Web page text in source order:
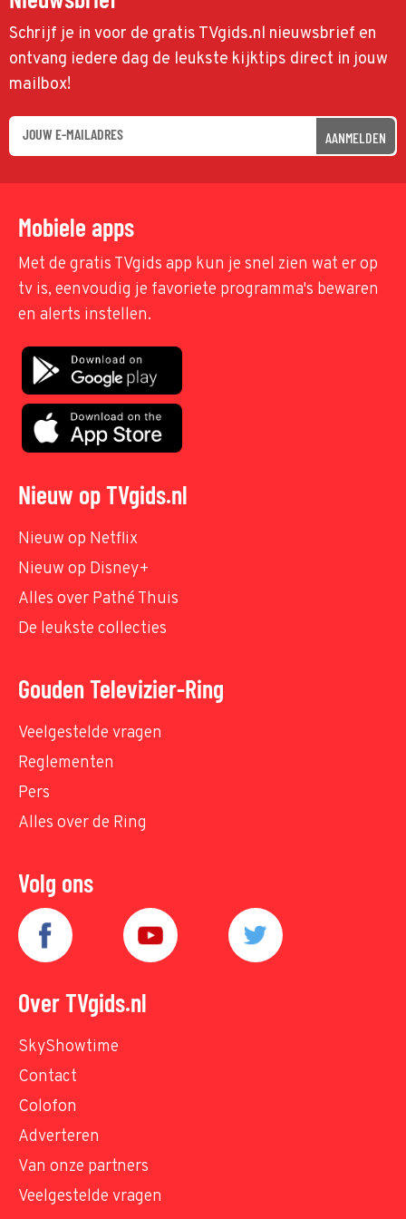
Schrijf je in voor de gratis TVgids.nl nieuwsbrief en
ontvang iedere dag de leukste kijktips direct in jouw
mailbox!
AANMELDEN
Mobiele apps
Met de gratis TVgids app kun je snel zien wat er op
tv is, eenvoudig je favoriete programma's bewaren
en alerts instellen.
Nieuw op TVgids.nl
Nieuw op Netflix
Nieuw op Disney+
Alles over Pathé Thuis
De leukste collecties
Gouden Televizier-Ring
Veelgestelde vragen
Reglementen
Pers
Alles over de Ring
Volg ons
Over TVgids.nl
SkyShowtime
Contact
Colofon
Adverteren
Van onze partners
Veelgestelde vragen